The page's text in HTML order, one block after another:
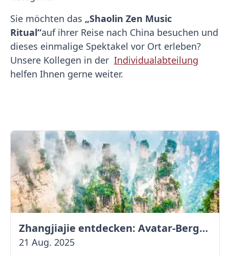
Sie möchten das „Shaolin Zen Music
Ritual“auf ihrer Reise nach China besuchen und
dieses einmalige Spektakel vor Ort erleben?
Unsere Kollegen in der Individualabteilung
helfen Ihnen gerne weiter.
Zhangjiajie entdecken: Avatar-Berge & Altstadt von Fenghuang
21 Aug. 2025